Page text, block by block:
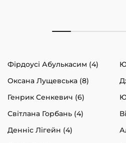
Фірдоусі Абулькасим (4)
Оксана Лущевська (8)
Генрик Сенкевич (6)
Світлана Горбань (4)
Денніс Лігейн (4)